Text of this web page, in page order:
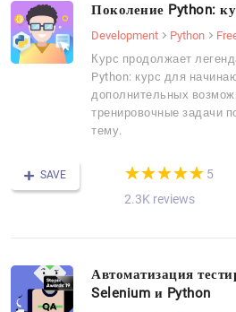
Поколение Python:
Development Python
Курс продолжает
Python: курс для
дополнительных
тренировочные задачи
тему.
SAVE (*)
★
★
(*)★
★
(*) ★
★
(*) ★
★
(*) ★
★ 5
2.3K reviews
Автоматизация
Selenium и Python